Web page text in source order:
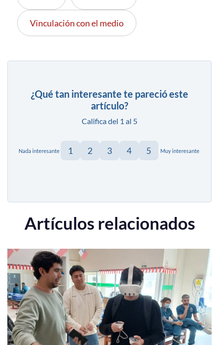
Vinculación con el medio
¿Qué tan interesante te pareció este
artículo?
Califica del 1 al 5
Nada interesante 1 2 3 4 5 Muy interesante
Artículos relacionados